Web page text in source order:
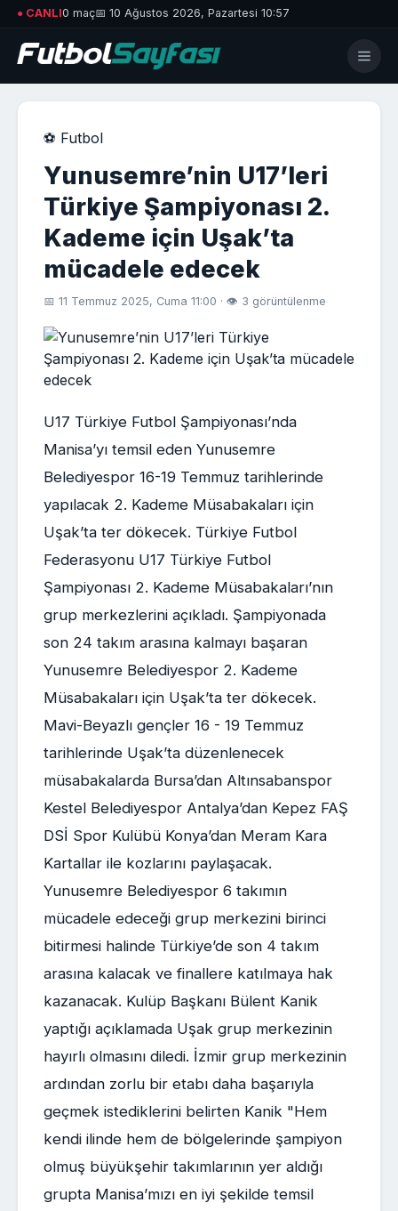
● CANLI0 maç📅 10 Ağustos 2026, Pazartesi 10:57
⚽ Futbol
Yunusemre’nin U17’leri
Türkiye Şampiyonası 2.
Kademe için Uşak’ta
mücadele edecek
📅 11 Temmuz 2025, Cuma 11:00 · 👁 3 görüntülenme
U17 Türkiye Futbol Şampiyonası’nda
Manisa’yı temsil eden Yunusemre
Belediyespor 16-19 Temmuz tarihlerinde
yapılacak 2. Kademe Müsabakaları için
Uşak’ta ter dökecek. Türkiye Futbol
Federasyonu U17 Türkiye Futbol
Şampiyonası 2. Kademe Müsabakaları’nın
grup merkezlerini açıkladı. Şampiyonada
son 24 takım arasına kalmayı başaran
Yunusemre Belediyespor 2. Kademe
Müsabakaları için Uşak’ta ter dökecek.
Mavi-Beyazlı gençler 16 - 19 Temmuz
tarihlerinde Uşak’ta düzenlenecek
müsabakalarda Bursa’dan Altınsabanspor
Kestel Belediyespor Antalya’dan Kepez FAŞ
DSİ Spor Kulübü Konya’dan Meram Kara
Kartallar ile kozlarını paylaşacak.
Yunusemre Belediyespor 6 takımın
mücadele edeceği grup merkezini birinci
bitirmesi halinde Türkiye’de son 4 takım
arasına kalacak ve finallere katılmaya hak
kazanacak. Kulüp Başkanı Bülent Kanik
yaptığı açıklamada Uşak grup merkezinin
hayırlı olmasını diledi. İzmir grup merkezinin
ardından zorlu bir etabı daha başarıyla
geçmek istediklerini belirten Kanik "Hem
kendi ilinde hem de bölgelerinde şampiyon
olmuş büyükşehir takımlarının yer aldığı
grupta Manisa’mızı en iyi şekilde temsil